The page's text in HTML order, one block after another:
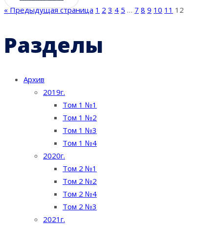
« Предыдущая страница 1 2 3 4 5 … 7 8 9 10 11 12
Разделы
Архив
2019г.
Том 1 №1
Том 1 №2
Том 1 №3
Том 1 №4
2020г.
Том 2 №1
Том 2 №2
Том 2 №4
Том 2 №3
2021г.